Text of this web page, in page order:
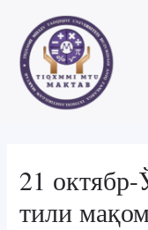
content
21 октябр-
тили